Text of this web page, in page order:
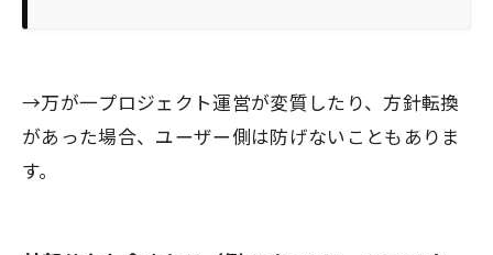
→万が一プロジェクト運営が変質したり、方針転換
があった場合、ユーザー側は防げないこともありま
す。